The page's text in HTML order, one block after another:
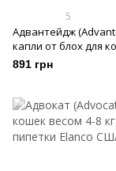
5
Адвантейдж
капли от блох для
весом более 4 кг, 0,8
пипетки
891 грн